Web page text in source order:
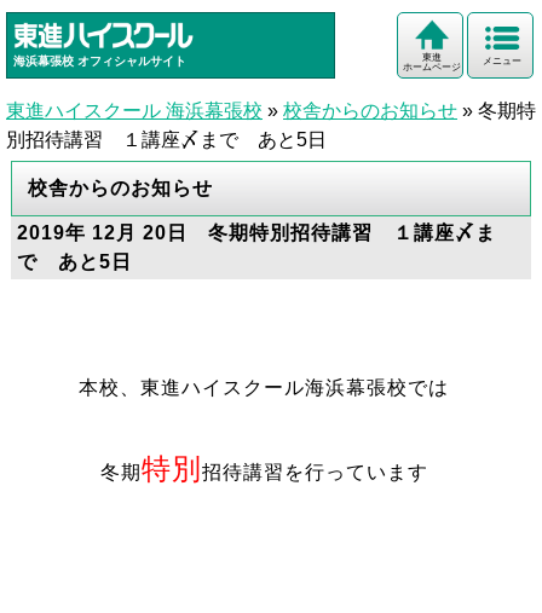
海浜幕張校 オフィシャルサイト メニュー
東進
ホームページ
東進ハイスクール 海浜幕張校 » 校舎からのお知らせ » 冬期特
別招待講習 １講座〆まで あと5日
校舎からのお知らせ
2019年 12月 20日 冬期特別招待講習 １講座〆ま
で あと5日
本校、東進ハイスクール海浜幕張校では
冬期特別 招待講習を行っています